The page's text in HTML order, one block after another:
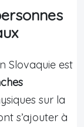
Slovaquie est
sur la
s’ajouter à